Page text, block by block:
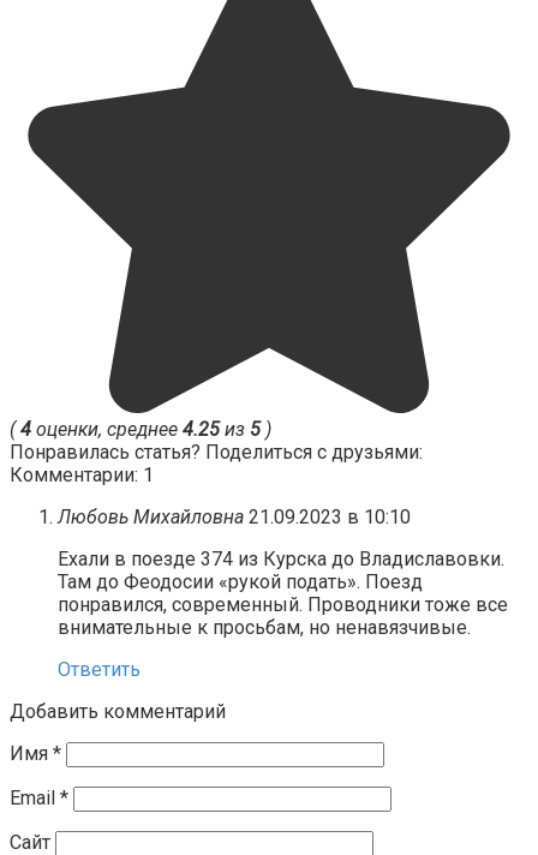
(4 оценки, среднее 4.25из 5)
Понравилась статья? Поделиться с друзьями:
Комментарии: 1
Любовь Михайловна 21.09.2023 в 10:10
Ехали в поезде 374 из Курска до Владиславовки.
Там до Феодосии «рукой подать». Поезд
понравился, современный. Проводники тоже все
внимательные к просьбам, но ненавязчивые.
Ответить
Добавить комментарий
Имя *
Email *
Сайт